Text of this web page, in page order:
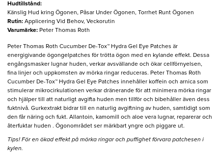
Hudtillstånd:
Känslig Hud kring Ögonen, Påsar Under Ögonen, Torrhet Runt Ögonen
Rutin: Applicering Vid Behov, Veckorutin
Varumärke: Peter Thomas Roth
Peter Thomas Roth Cucumber De-Tox™ Hydra Gel Eye Patches är
energigivande ögongelpatches för trötta ögon med en kylande effekt. Dessa
engångsmasker lugnar huden, verkar avsvällande och ökar cellförnyelsen,
fina linjer och uppkomsten av mörka ringar reduceras. Peter Thomas Roth
Cucumber De-Tox™ Hydra Gel Eye Patches innehåller koffein och arnica som
stimulerar mikrocirkulationen verkar dränerande för att minimera mörka ringar
och hjälper till att naturligt avgifta huden men tillför och bibehåller även dess
fuktnivå. Gurkextrakt bidrar till en naturlig avgiftning av huden, samtidigt som
den får näring och fukt. Allantoin, kamomill och aloe vera lugnar, reparerar och
återfuktar huden . Ögonområdet ser märkbart yngre och piggare ut.
Tips! För en ökad effekt på mörka ringar och puffighet förvara patchesen i
kylen.